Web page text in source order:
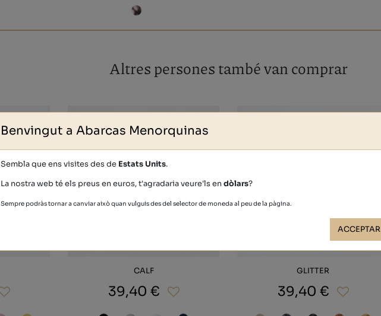
Altres persones també van comprar
CALF
39,40 €
GLITTER
39,40 €
Benvingut a Abarcas Menorquinas
Sembla que ens visites des de Estats Units.
La nostra web té els preus en euros, t'agradaria veure'ls endòlars?
Sempre podràs tornar a canviar això quan vulguis des del selector de moneda al peu de la pàgina.
ACCEPTAR